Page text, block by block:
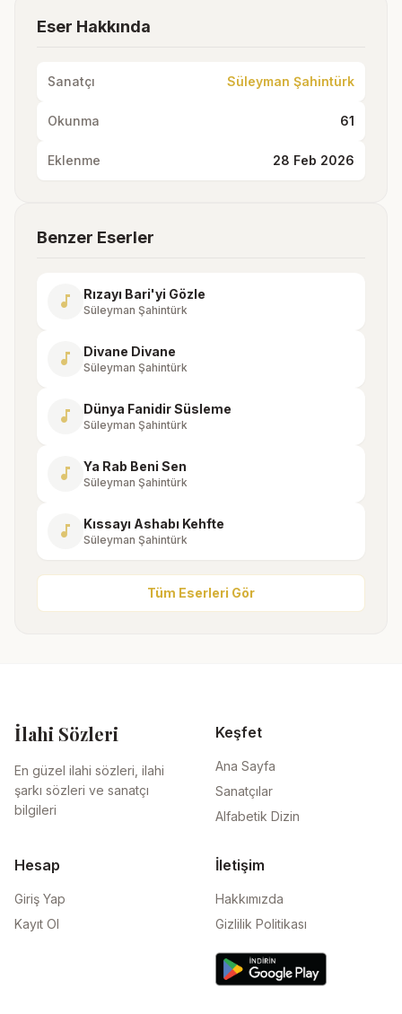
Eser Hakkında
Sanatçı Süleyman Şahintürk
Okunma 61
Eklenme 28 Feb 2026
Benzer Eserler
music_note Rızayı Bari'yi Gözle
Süleyman Şahintürk
music_note Divane Divane
Süleyman Şahintürk
music_note Dünya Fanidir Süsleme
Süleyman Şahintürk
music_note Ya Rab Beni Sen
Süleyman Şahintürk
music_note Kıssayı Ashabı Kehfte
Süleyman Şahintürk
Tüm Eserleri Gör
İlahi Sözleri
En güzel ilahi sözleri, ilahi
şarkı sözleri ve sanatçı
bilgileri
Keşfet
Ana Sayfa
Sanatçılar
Alfabetik Dizin
Hesap
Giriş Yap
Kayıt Ol
İletişim
Hakkımızda
Gizlilik Politikası